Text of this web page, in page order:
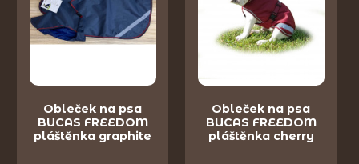
Obleček na psa
BUCAS FREEDOM
pláštěnka graphite
Obleček na psa
BUCAS FREEDOM
pláštěnka cherry